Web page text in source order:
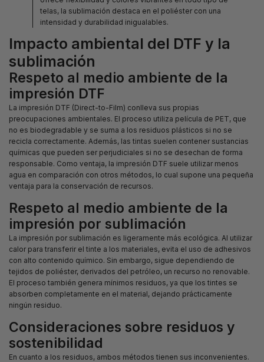
telas, la sublimación destaca en el poliéster con una
intensidad y durabilidad inigualables.
Impacto ambiental del DTF y la
sublimación
Respeto al medio ambiente de la
impresión DTF
La impresión DTF (Direct-to-Film) conlleva sus propias
preocupaciones ambientales. El proceso utiliza película de PET, que
no es biodegradable y se suma a los residuos plásticos si no se
recicla correctamente. Además, las tintas suelen contener sustancias
químicas que pueden ser perjudiciales si no se desechan de forma
responsable. Como ventaja, la impresión DTF suele utilizar menos
agua en comparación con otros métodos, lo cual supone una pequeña
ventaja para la conservación de recursos.
Respeto al medio ambiente de la
impresión por sublimación
La impresión por sublimación es ligeramente más ecológica. Al utilizar
calor para transferir el tinte a los materiales, evita el uso de adhesivos
con alto contenido químico. Sin embargo, sigue dependiendo de
tejidos de poliéster, derivados del petróleo, un recurso no renovable.
El proceso también genera mínimos residuos, ya que los tintes se
absorben completamente en el material, dejando prácticamente
ningún residuo.
Consideraciones sobre residuos y
sostenibilidad
En cuanto a los residuos, ambos métodos tienen sus inconvenientes.